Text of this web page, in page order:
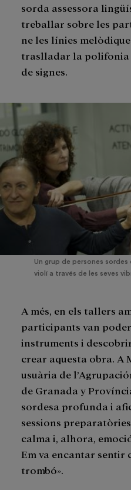
sorda assessora
treballar sobre les
ne les línies
traslladar la polifonia
de signes.
Un grup de persones
violí a través de les seves
A més, en els tallers
participants van
instruments i
crear aquesta obra. A
usuària de
de Granada y
sordesa profunda i
sessions
calma i, alhora,
Em va encantar sentir
trombó».